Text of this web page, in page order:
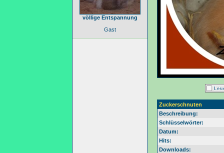
völlige Entspannung
Gast
Zuckerschnuten
Beschreibung:
Schlüsselwörter:
Datum:
Hits:
Downloads: